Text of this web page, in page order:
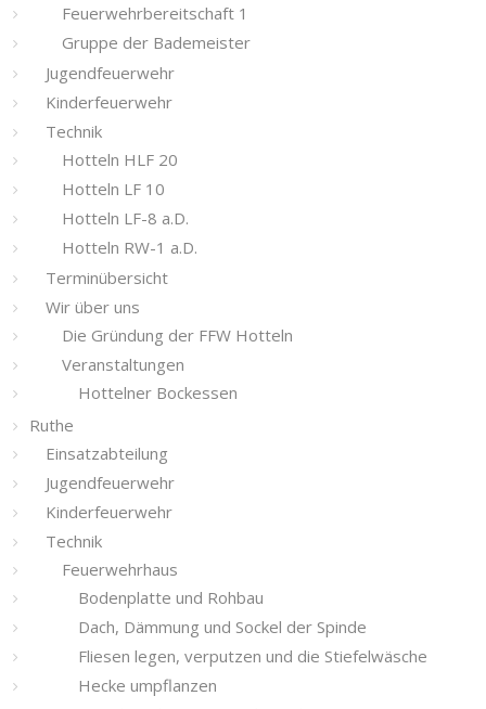
Feuerwehrbereitschaft 1
Gruppe der Bademeister
Jugendfeuerwehr
Kinderfeuerwehr
Technik
Hotteln HLF 20
Hotteln LF 10
Hotteln LF-8 a.D.
Hotteln RW-1 a.D.
Terminübersicht
Wir über uns
Die Gründung der FFW Hotteln
Veranstaltungen
Hottelner Bockessen
Ruthe
Einsatzabteilung
Jugendfeuerwehr
Kinderfeuerwehr
Technik
Feuerwehrhaus
Bodenplatte und Rohbau
Dach, Dämmung und Sockel der Spinde
Fliesen legen, verputzen und die Stiefelwäsche
Hecke umpflanzen